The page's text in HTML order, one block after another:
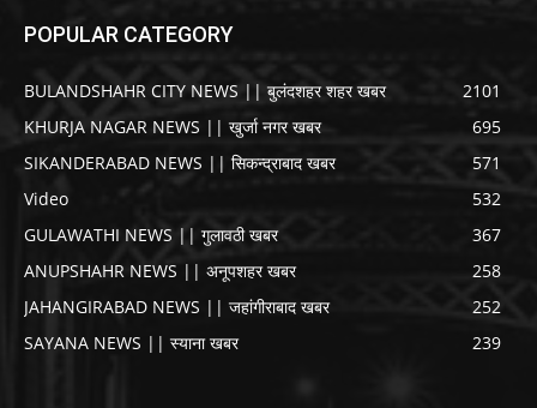
POPULAR CATEGORY
BULANDSHAHR CITY NEWS || बुलंदशहर शहर खबर
2101
KHURJA NAGAR NEWS || खुर्जा नगर खबर
695
SIKANDERABAD NEWS || सिकन्द्राबाद खबर
571
Video
532
GULAWATHI NEWS || गुलावठी खबर
367
ANUPSHAHR NEWS || अनूपशहर खबर
258
JAHANGIRABAD NEWS || जहांगीराबाद खबर
252
SAYANA NEWS || स्याना खबर
239